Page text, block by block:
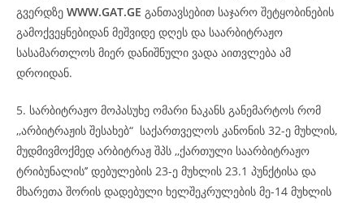
გვერდზე WWW.GAT.GE განთავსებით საჯარო შეტყობინების
გამოქვეყნებიდან მეშვიდე დღეს და საარბიტრაჟო
სასამართლოს მიერ დანიშნული ვადა აითვლება ამ
დროიდან.
5. სარბიტრაჟო მოპასუხე ომარი ნაკანს განემარტოს რომ
,,არბიტრაჟის შესახებ“ საქართველოს კანონის 32-ე მუხლის,
მუდმივმოქმედ არბიტრაჟ შპს ,,ქართული საარბიტრაჟო
ტრიბუნალის’’ დებულების 23-ე მუხლის 23.1 პუნქტისა და
მხარეთა შორის დადებული ხელშეკრულების მე-14 მუხლის